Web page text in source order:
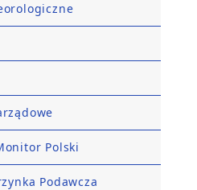
Polski
Podawcza